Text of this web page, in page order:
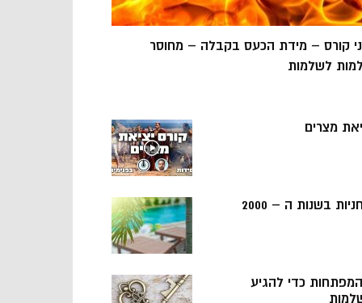
קורס – מידת הכעס בקבלה – מחוסר
לשלמות
מצרים
בשנות ה – 2000
5 המפתחות כדי להגיע